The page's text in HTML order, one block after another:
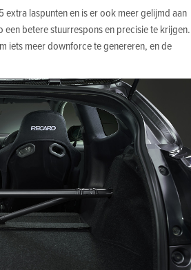
extra laspunten en is er ook meer gelijmd aan
een betere stuurrespons en precisie te krijgen.
iets meer downforce te genereren, en de